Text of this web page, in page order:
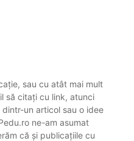
sau cu atât mai mult
să citați cu link, atunci
un articol sau o idee
ne-am asumat
că și publicațiile cu